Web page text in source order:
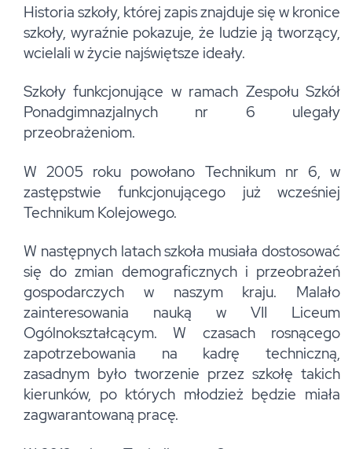
Historia szkoły, której zapis znajduje się w kronice
szkoły, wyraźnie pokazuje, że ludzie ją tworzący,
wcielali w życie najświętsze ideały.
Szkoły funkcjonujące w ramach Zespołu Szkół
Ponadgimnazjalnych nr 6 ulegały
przeobrażeniom.
W 2005 roku powołano Technikum nr 6, w
zastępstwie funkcjonującego już wcześniej
Technikum Kolejowego.
W następnych latach szkoła musiała dostosować
się do zmian demograficznych i przeobrażeń
gospodarczych w naszym kraju. Malało
zainteresowania nauką w VII Liceum
Ogólnokształcącym. W czasach rosnącego
zapotrzebowania na kadrę techniczną,
zasadnym było tworzenie przez szkołę takich
kierunków, po których młodzież będzie miała
zagwarantowaną pracę.